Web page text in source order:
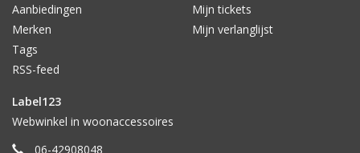
Aanbiedingen
Merken
Tags
RSS-feed
Mijn tickets
Mijn verlanglijst
Label123
Webwinkel in woonaccessoires
06-42908048